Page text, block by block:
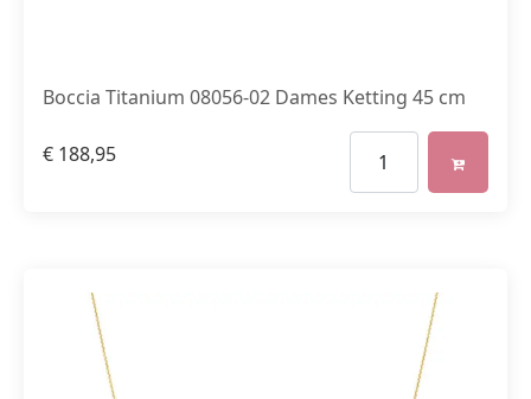
Boccia Titanium 08056-02 Dames Ketting 45 cm
€ 188,95